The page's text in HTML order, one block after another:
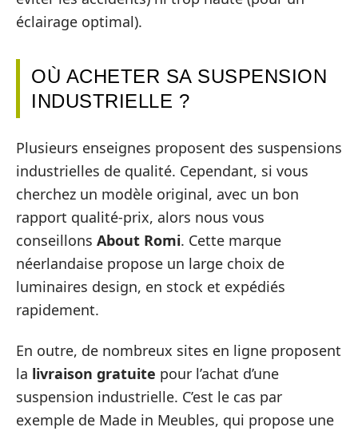
éclairage optimal).
OÙ ACHETER SA SUSPENSION
INDUSTRIELLE ?
Plusieurs enseignes proposent des suspensions
industrielles de qualité. Cependant, si vous
cherchez un modèle original, avec un bon
rapport qualité-prix, alors nous vous
conseillons About Romi. Cette marque
néerlandaise propose un large choix de
luminaires design, en stock et expédiés
rapidement.
En outre, de nombreux sites en ligne proposent
la livraison gratuite pour l’achat d’une
suspension industrielle. C’est le cas par
exemple de Made in Meubles, qui propose une